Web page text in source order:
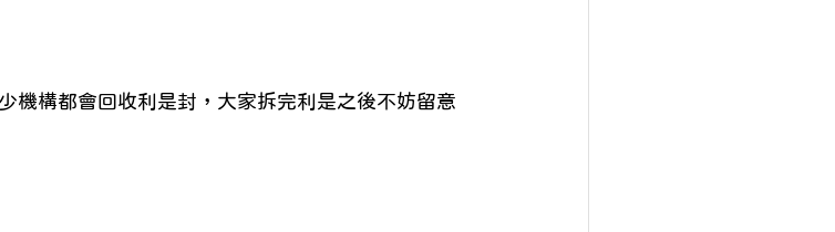
機構都會回收利是封，大家拆完利是之後不妨留意